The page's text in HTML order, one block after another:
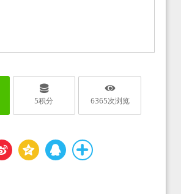
5积分 6365次浏览